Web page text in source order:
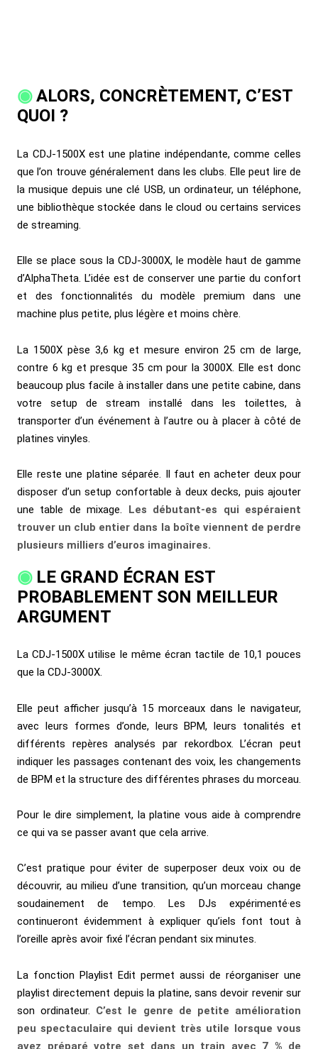
ALORS, CONCRÈTEMENT, C’EST
QUOI ?
La CDJ-1500X est une platine indépendante, comme celles
que l’on trouve généralement dans les clubs. Elle peut lire de
la musique depuis une clé USB, un ordinateur, un téléphone,
une bibliothèque stockée dans le cloud ou certains services
de streaming.
Elle se place sous la CDJ-3000X, le modèle haut de gamme
d’AlphaTheta. L’idée est de conserver une partie du confort
et des fonctionnalités du modèle premium dans une
machine plus petite, plus légère et moins chère.
La 1500X pèse 3,6 kg et mesure environ 25 cm de large,
contre 6 kg et presque 35 cm pour la 3000X. Elle est donc
beaucoup plus facile à installer dans une petite cabine, dans
votre setup de stream installé dans les toilettes, à
transporter d’un événement à l’autre ou à placer à côté de
platines vinyles.
Elle reste une platine séparée. Il faut en acheter deux pour
disposer d’un setup confortable à deux decks, puis ajouter
une table de mixage. Les débutant-es qui espéraient
trouver un club entier dans la boîte viennent de perdre
plusieurs milliers d’euros imaginaires.
LE GRAND ÉCRAN EST
PROBABLEMENT SON MEILLEUR
ARGUMENT
La CDJ-1500X utilise le même écran tactile de 10,1 pouces
que la CDJ-3000X.
Elle peut afficher jusqu’à 15 morceaux dans le navigateur,
avec leurs formes d’onde, leurs BPM, leurs tonalités et
différents repères analysés par rekordbox. L’écran peut
indiquer les passages contenant des voix, les changements
de BPM et la structure des différentes phrases du morceau.
Pour le dire simplement, la platine vous aide à comprendre
ce qui va se passer avant que cela arrive.
C’est pratique pour éviter de superposer deux voix ou de
découvrir, au milieu d’une transition, qu’un morceau change
soudainement de tempo. Les DJs expérimenté·es
continueront évidemment à expliquer qu’iels font tout à
l’oreille après avoir fixé l’écran pendant six minutes.
La fonction Playlist Edit permet aussi de réorganiser une
playlist directement depuis la platine, sans devoir revenir sur
son ordinateur. C’est le genre de petite amélioration
peu spectaculaire qui devient très utile lorsque vous
avez préparé votre set dans un train avec 7 % de